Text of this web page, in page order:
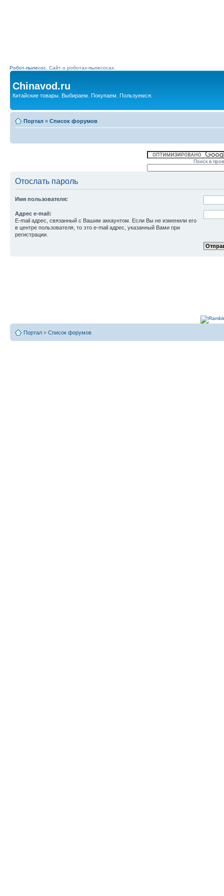
Робот-пылесос. Сайт о роботах-пылесосах.
Chinavod.ru
Китайские товары. Выбираем. Покупаем. Пользуемся.
Портал » Список форумов
Поиск в
Отослать пароль
Имя пользователя:
Адрес e-mail:
E-mail адрес, связанный с Вашим аккаунтом. Если Вы не изменили его
в центре пользователя, то это e-mail адрес, указанный Вами при
регистрации.
Портал » Список форумов